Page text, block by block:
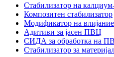
Стабилизатор на
Композитен стабилизатор
Модификатор на
Адитиви за јасен ПВЦ
СИДА за обработка на
Стабилизатор за